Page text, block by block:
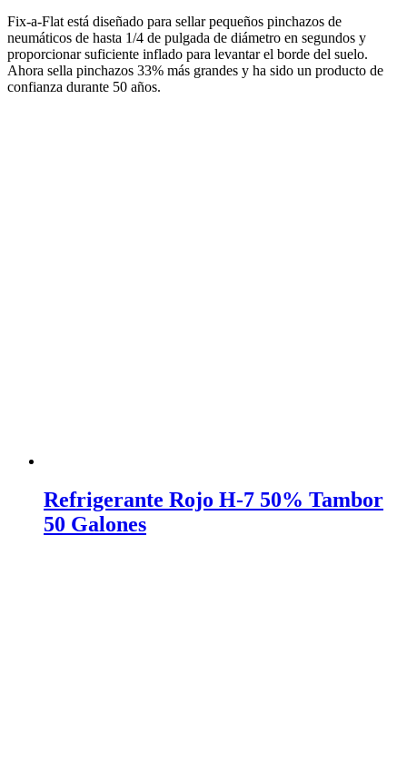
Fix-a-Flat está diseñado para sellar pequeños pinchazos de
neumáticos de hasta 1/4 de pulgada de diámetro en segundos y
proporcionar suficiente inflado para levantar el borde del suelo.
Ahora sella pinchazos 33% más grandes y ha sido un producto de
confianza durante 50 años.
Refrigerante Rojo H-7 50% Tambor
50 Galones